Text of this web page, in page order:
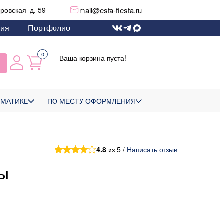
д. 59 mail@esta-fiesta.ru
Портфолио
0 Ваша корзина пуста!
ПО МЕСТУ ОФОРМЛЕНИЯ
4.8 из 5 / Написать отзыв